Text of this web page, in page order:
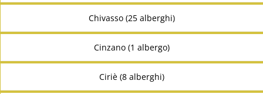
Chivasso (25 alberghi)
Cinzano (1 albergo)
Ciriè (8 alberghi)